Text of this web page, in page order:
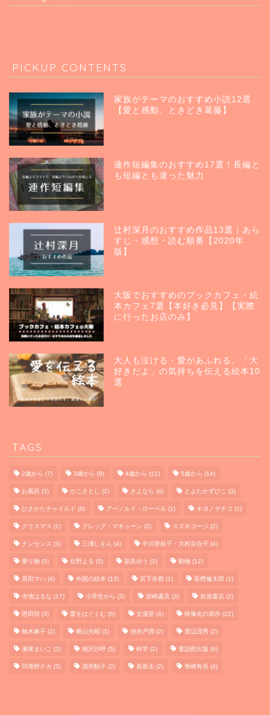
PICKUP CONTENTS
家族がテーマのおすすめ小説12選
【愛と感動、ときどき葛藤】
連作短編集のおすすめ17選！長編と
も短編とも違った魅力
辻村深月のおすすめ作品13選｜あら
すじ・感想・読む順番【2020年
版】
大阪でおすすめのブックカフェ・絵
本カフェ7選【本好き必見】【実際
に行ったお店のみ】
大人も泣ける・愛があふれる。「大
好きだよ」の気持ちを伝える絵本10
選
TAGS
2歳から (7) 3歳から (9) 4歳から (11) 5歳から (14)
お風呂 (3) かこさとし (2) さよなら (4) とよたかずひこ (3)
ひさかたチャイルド (6) アーノルド・ローベル (1) キヨノサチコ (1)
クリスマス (1) グレッグ・マキューン (2) スズキコージ (2)
ナンセンス (3) 三浦しをん (4) 中川李枝子・大村百合子 (4)
乗り物 (5) 住野よる (5) 凪良ゆう (2) 動物 (12)
原田マハ (4) 外国の絵本 (13) 宮下奈都 (1) 富樫倫太郎 (1)
寺地はるな (17) 小学生から (3) 岩崎書店 (3) 岩波書店 (2)
恩田陸 (3) 愛をはぐくむ (6) 文溪堂 (4) 映像化の原作 (22)
柚木麻子 (2) 横山光昭 (1) 池井戸潤 (2) 渡辺茂男 (2)
瀬尾まいこ (3) 相沢沙呼 (5) 科学 (2) 童話館出版 (6)
羽海野チカ (3) 酒井駒子 (2) 長新太 (2) 青崎有吾 (4)
HOME